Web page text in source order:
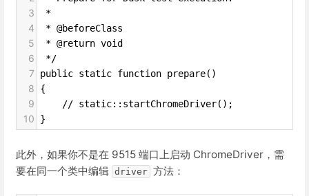
3 *
4 * @beforeClass
5 * @return void
6 */
7 public static function prepare()
8 {
9
    // static::startChromeDriver();
10 }
此外，如果你不是在 9515 端口上启动 ChromeDriver，需
要在同一个类中编辑 driver 方法：